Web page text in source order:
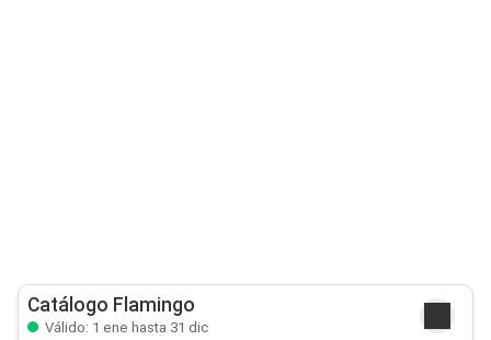
Catálogo Flamingo
Válido: 1 ene hasta 31 dic